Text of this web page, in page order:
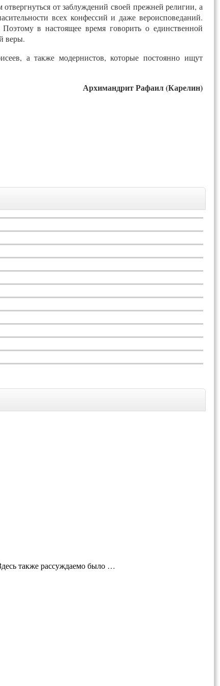
от заблуждений своей прежней религии, а
всех конфессий и даже вероисповеданий.
в настоящее время говорить о единственной
веры.
а также модернистов, которые постоянно ищут
Архимандрит Рафаил (Карелин)
также рассуждаемо было …